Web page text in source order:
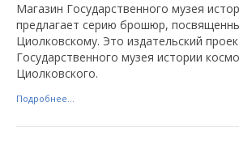
Магазин Государственного музея
предлагает серию брошюр,
Циолковскому. Это издательский
Государственного музея истории
Циолковского.
Подробнее...